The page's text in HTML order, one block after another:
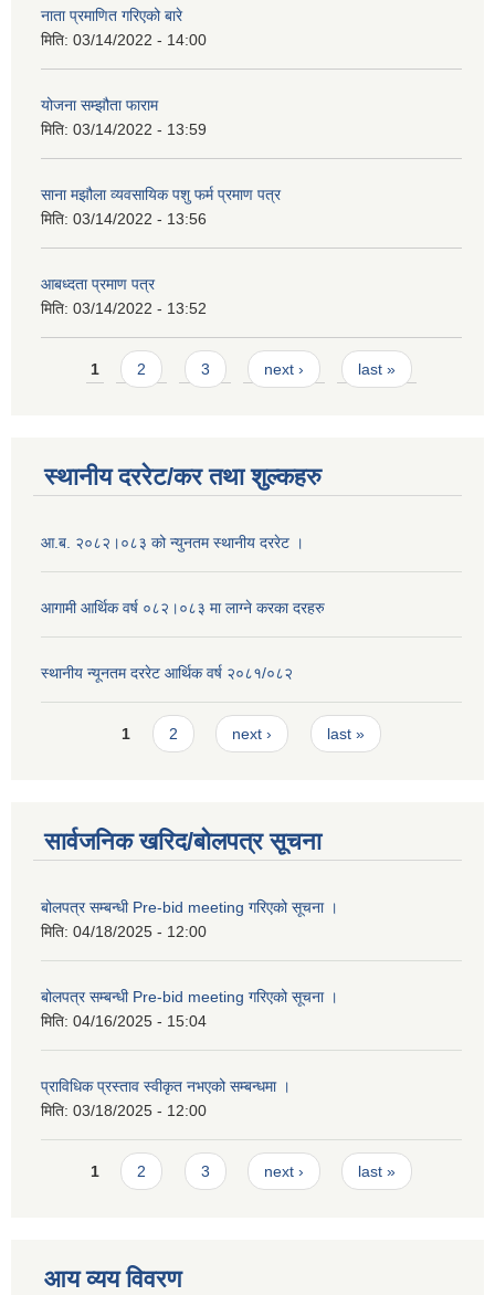
नाता प्रमाणित गरिएको बारे
मिति: 03/14/2022 - 14:00
योजना सम्झौता फाराम
मिति: 03/14/2022 - 13:59
साना मझौला व्यवसायिक पशु फर्म प्रमाण पत्र
मिति: 03/14/2022 - 13:56
आबध्दता प्रमाण पत्र
मिति: 03/14/2022 - 13:52
Pages
1 2 3 next › last »
स्थानीय दररेट/कर तथा शुल्कहरु
आ.ब. २०८२।०८३ को न्युनतम स्थानीय दररेट ।
आगामी आर्थिक वर्ष ०८२।०८३ मा लाग्ने करका दरहरु
स्थानीय न्यूनतम दररेट आर्थिक वर्ष २०८१/०८२
Pages1 2 next › last »
सार्वजनिक खरिद/बोलपत्र सूचना
बोलपत्र सम्बन्धी Pre-bid meeting गरिएको सूचना ।
मिति: 04/18/2025 - 12:00
बोलपत्र सम्बन्धी Pre-bid meeting गरिएको सूचना ।
मिति: 04/16/2025 - 15:04
प्राविधिक प्रस्ताव स्वीकृत नभएको सम्बन्धमा ।
मिति: 03/18/2025 - 12:00
Pages
1 2 3 next › last »
आय व्यय विवरण